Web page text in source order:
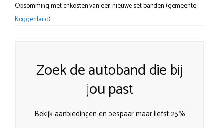
Opsomming met onkosten van een nieuwe set banden (gemeente
Koggenland).
Zoek de autoband die bij
jou past
Bekijk aanbiedingen en bespaar maar liefst 25%